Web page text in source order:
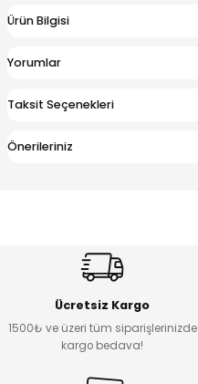
Ürün Bilgisi
Yorumlar
Taksit Seçenekleri
Önerileriniz
Ücretsiz Kargo
1500₺ ve üzeri tüm siparişlerinizde
kargo bedava!